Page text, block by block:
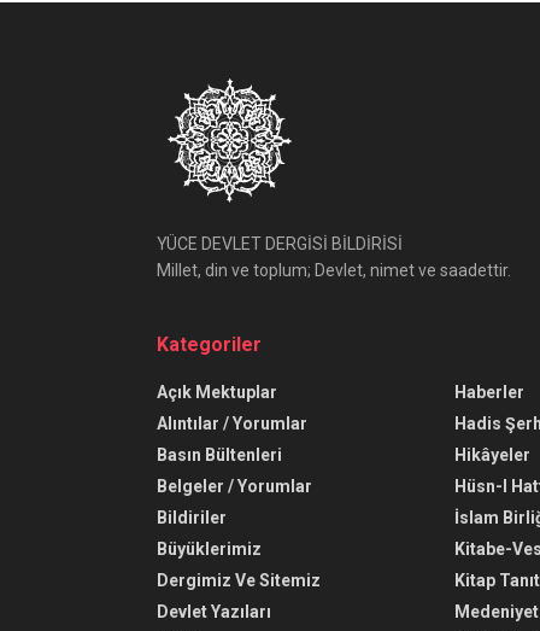
YÜCE DEVLET DERGİSİ BİLDİRİSİ
Millet, din ve toplum; Devlet, nimet ve saadettir.
Kategoriler
Açık Mektuplar
Alıntılar / Yorumlar
Basın Bültenleri
Belgeler / Yorumlar
Bildiriler
Büyüklerimiz
Dergimiz Ve Sitemiz
Devlet Yazıları
Haberler
Hadis
Hikâyeler
Hüsn-I
İslam
Kitabe-
Kitap
Medeniyet